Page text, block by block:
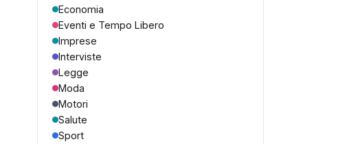
Economia
Eventi e Tempo Libero
Imprese
Interviste
Legge
Moda
Motori
Salute
Sport